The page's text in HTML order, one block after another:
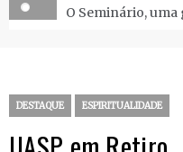
O Seminário,
DESTAQUE ESPIRITUALIDADE